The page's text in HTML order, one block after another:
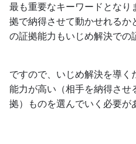
最も重要なキーワードとなり
拠で納得させて動かせれる
の証拠能力もいじめ解決での
ですので、いじめ解決を導
能力が高い（相手を納得させ
拠）ものを選んでいく必要が